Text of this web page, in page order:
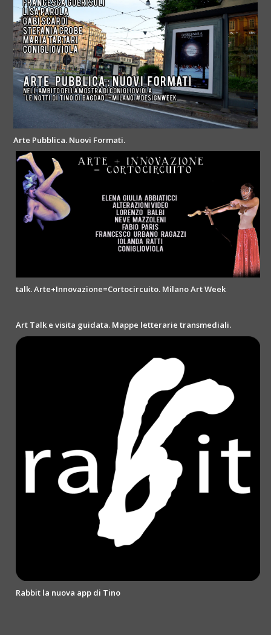
Arte Pubblica. Nuovi Formati.
talk. Arte+Innovazione=Cortocircuito. Milano Art Week
Art Talk e visita guidata. Mappe letterarie transmediali.
Rabbit la nuova app di Tino